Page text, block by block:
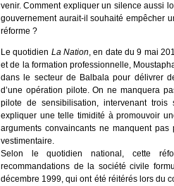
venir. Comment expliquer un silence aussi
gouvernement aurait-il souhaité empêcher
réforme ?
Le quotidien La Nation, en date du 9 mai
et de la formation professionnelle,
dans le secteur de Balbala pour délivrer
d’une opération pilote. On ne manquera
pilote de sensibilisation, intervenant
expliquer une telle timidité à promouvoir
arguments convaincants ne manquent
vestimentaire.
Selon le quotidien national, cette
recommandations de la société civile
décembre 1999, qui ont été réitérés lors du